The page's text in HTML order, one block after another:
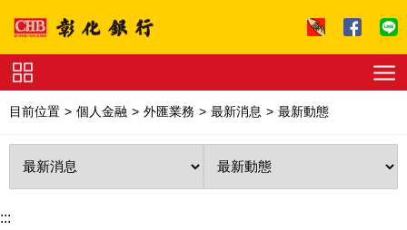
證
券
收
費
標
準
理
目前位置 個人金融 外匯業務 最新消息 最新動態
:::